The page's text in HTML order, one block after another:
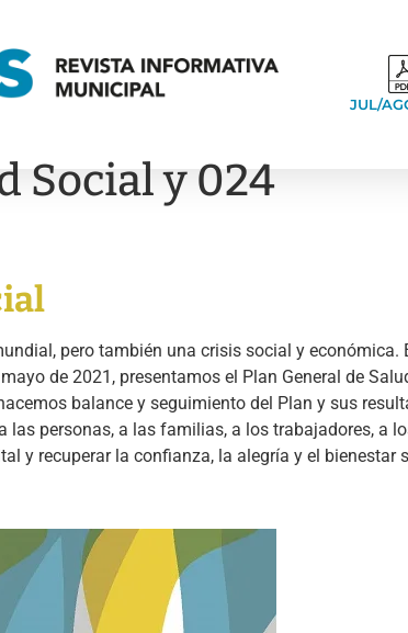
JUL/
Social y 024
pero también una crisis social y
de 2021, presentamos el Plan General de
balance y seguimiento del Plan y sus
personas, a las familias, a los trabajadores, a
y recuperar la confianza, la alegría y el bienestar